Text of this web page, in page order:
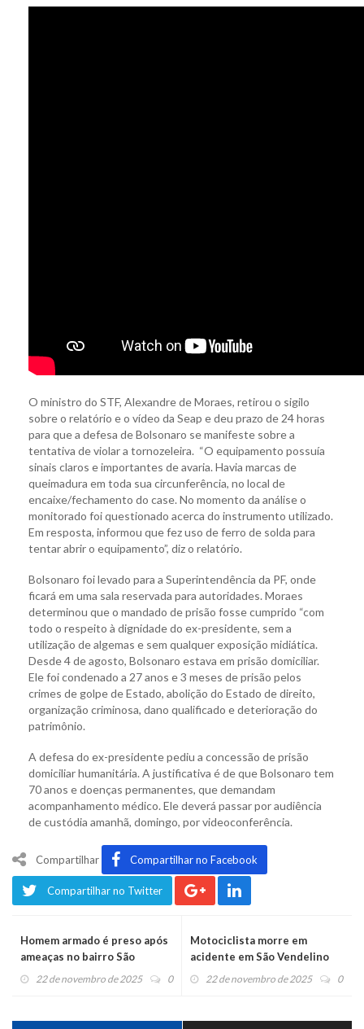
O ministro do STF, Alexandre de Moraes, retirou o sigilo
sobre o relatório e o vídeo da Seap e deu prazo de 24 horas
para que a defesa de Bolsonaro se manifeste sobre a
tentativa de violar a tornozeleira. “O equipamento possuía
sinais claros e importantes de avaria. Havia marcas de
queimadura em toda sua circunferência, no local de
encaixe/fechamento do case. No momento da análise o
monitorado foi questionado acerca do instrumento utilizado.
Em resposta, informou que fez uso de ferro de solda para
tentar abrir o equipamento”, diz o relatório.
Bolsonaro foi levado para a Superintendência da PF, onde
ficará em uma sala reservada para autoridades. Moraes
determinou que o mandado de prisão fosse cumprido “com
todo o respeito à dignidade do ex-presidente, sem a
utilização de algemas e sem qualquer exposição midiática.
Desde 4 de agosto, Bolsonaro estava em prisão domiciliar.
Ele foi condenado a 27 anos e 3 meses de prisão pelos
crimes de golpe de Estado, abolição do Estado de direito,
organização criminosa, dano qualificado e deterioração do
patrimônio.
A defesa do ex-presidente pediu a concessão de prisão
domiciliar humanitária. A justificativa é de que Bolsonaro tem
70 anos e doenças permanentes, que demandam
acompanhamento médico. Ele deverá passar por audiência
de custódia amanhã, domingo, por videoconferência.
Compartilhar Compartilhar no Facebook
Compartilhar no Twitter
Homem armado é preso após
ameaças no bairro São
Martim
22 de novembro de 2025 0
Motociclista morre em
acidente em São Vendelino
22 de novembro de 2025 0